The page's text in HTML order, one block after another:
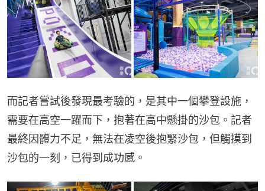
而記者嘗試後發現最考驗的，是其中一個攀登設施，
需要在高空一躍而下，抱著在高中懸掛的沙包。記者
最終因體力不足，無法在凌空後抱緊沙包，但觸摸到
沙包的一刻，已得到成功感。